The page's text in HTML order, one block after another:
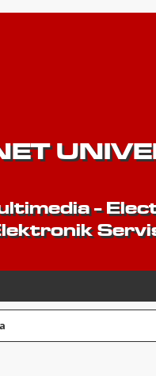
-